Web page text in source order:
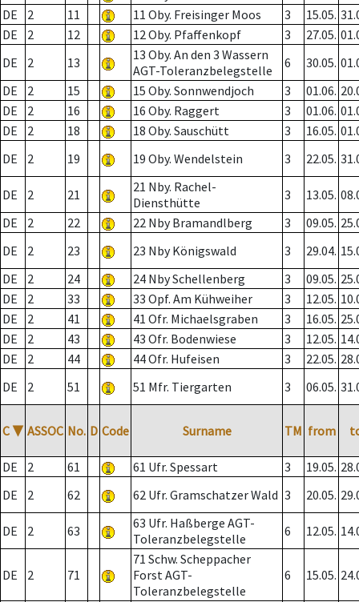
DE
2 11 11 Oby. Freisinger Moos 3 15.05.
DE
2 12 12 Oby. Pfaffenkopf 3 27.05.
DE
2 13
13 Oby. An den 3 Wassern
AGT-Toleranzbelegstelle
6 30.05.
DE
2 15 15 Oby. Sonnwendjoch 3 01.06.
DE
2 16 16 Oby. Raggert 3 01.06.
DE
2 18 18 Oby. Sauschütt 3 16.05.
DE
2 19 19 Oby. Wendelstein 3 22.05.
DE 2 21
21 Nby. Rachel-
Diensthütte
3 13.05.
DE
2 22 22 Nby Bramandlberg 3 09.05.
DE
2 23 23 Nby Königswald 3 29.04.
DE
2 24 24 Nby Schellenberg 3 09.05.
DE
2 33 33 Opf. Am Kühweiher 3 12.05.
DE
2 41 41 Ofr. Michaelsgraben 3 16.05.
DE
2 43 43 Ofr. Bodenwiese 3 12.05.
DE
2 44 44 Ofr. Hufeisen 3 22.05.
DE
2 51 51 Mfr. Tiergarten 3 06.05.
C ▼ ASSOC No. D Code Surname TM from
DE 2 61 61 Ufr. Spessart 3 19.05.
DE
2 62 62 Ufr. Gramschatzer Wald 3 20.05.
DE 2 63
63 Ufr. Haßberge AGT-
Toleranzbelegstelle
6 12.05.
DE 2 71
71 Schw. Scheppacher
Forst AGT-
Toleranzbelegstelle
6 15.05.